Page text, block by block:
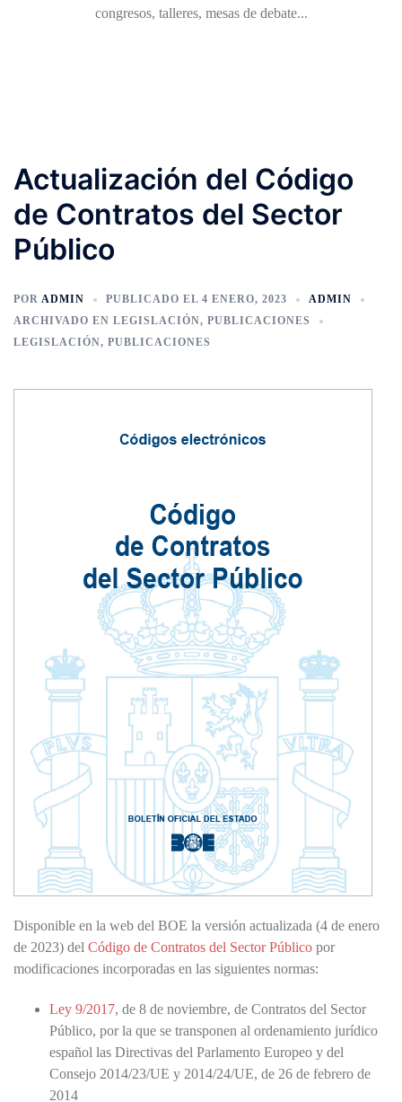
congresos, talleres, mesas de debate...
Actualización del Código
de Contratos del Sector
Público
POR ADMIN PUBLICADO EL 4 ENERO, 2023
ADMIN
ARCHIVADO EN LEGISLACIÓN, PUBLICACIONES
LEGISLACIÓN, PUBLICACIONES
Disponible en la web del BOE la versión actualizada (4 de enero
de 2023) del Código de Contratos del Sector Público por
modificaciones incorporadas en las siguientes normas:
Ley 9/2017, de 8 de noviembre, de Contratos del Sector
Público, por la que se transponen al ordenamiento jurídico
español las Directivas del Parlamento Europeo y del
Consejo 2014/23/UE y 2014/24/UE, de 26 de febrero de
2014